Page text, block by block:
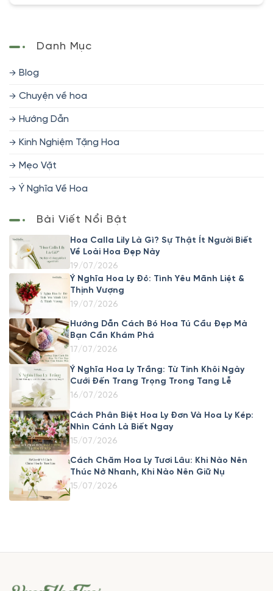
Danh Mục
Blog
Chuyện về hoa
Hướng Dẫn
Kinh Nghiệm Tặng Hoa
Mẹo Vặt
Ý Nghĩa Về Hoa
Bài Viết Nổi Bật
Hoa Calla Lily Là Gì? Sự Thật Ít Người Biết
Về Loài Hoa Đẹp Này
19/07/2026
Ý Nghĩa Hoa Ly Đỏ: Tình Yêu Mãnh Liệt &
Thịnh Vượng
19/07/2026
Hướng Dẫn Cách Bó Hoa Tú Cầu Đẹp Mà
Bạn Cần Khám Phá
17/07/2026
Ý Nghĩa Hoa Ly Trắng: Từ Tinh Khôi Ngày
Cưới Đến Trang Trọng Trong Tang Lễ
16/07/2026
Cách Phân Biệt Hoa Ly Đơn Và Hoa Ly Kép:
Nhìn Cánh Là Biết Ngay
15/07/2026
Cách Chăm Hoa Ly Tươi Lâu: Khi Nào Nên
Thúc Nở Nhanh, Khi Nào Nên Giữ Nụ
15/07/2026